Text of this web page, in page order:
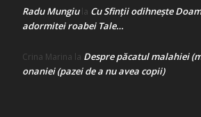
Radu Mungiula Cu Sfinții odihnește
adormitei roabei Tale…
Crina Marina la Despre păcatul malahiei
onaniei (pazei de a nu avea copii)